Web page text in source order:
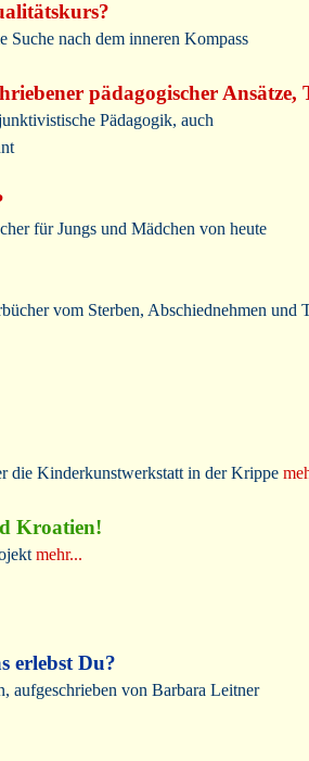
nach dem inneren Kompass
pädagogischer Ansätze,
Pädagogik, auch
für Jungs und Mädchen von heute
vom Sterben, Abschiednehmen und
die Kinderkunstwerkstatt in der Krippe
Kroatien!
mehr...
erlebst Du?
aufgeschrieben von Barbara Leitner